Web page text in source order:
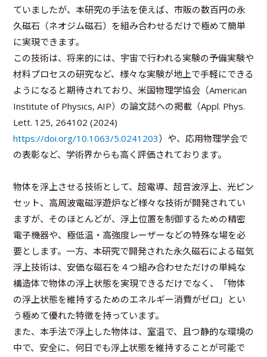
ていましたが、本研究の手法を使えば、市販の数百円の永
久磁石（ネオジム磁石）を組み合わせるだけで極めて簡単
に実現できます。
この技術は、将来的には、宇宙で行われる実験の予備実験や
材料プロセスの研究など、様々な実験が地上で手軽にできる
ようになると期待されており、米国物理学協会（American
Institute of Physics, AIP）の論文誌への掲載（Appl. Phys.
Lett. 125, 264102 (2024)
https://doi.org/10.1063/5.0241203）や、応用物理学会で
の表彰など、学術界からも高く評価されております。
物体を浮上させる技術として、超電導、超音波浮上、光ピン
セット、高周波電磁浮遊炉など様々な技術が開発されてい
ますが、そのほとんどが、浮上位置を制御するための精密
電子機器や、極低温・高強度レーザーなどの特殊な場を必
要とします。一方、本研究で開発された永久磁石による磁気
浮上技術は、安価な磁石を４つ組み合わせただけの単純な
構造体で物体の浮上状態を実現できるだけでなく、「物体
の浮上状態を維持するためのエネルギー消費がゼロ」とい
う極めて優れた特徴を持っています。
また、本手法で浮上した物体は、室温で、且つ静的な環境の
中で、安全に、何日でも浮上状態を維持することが可能で